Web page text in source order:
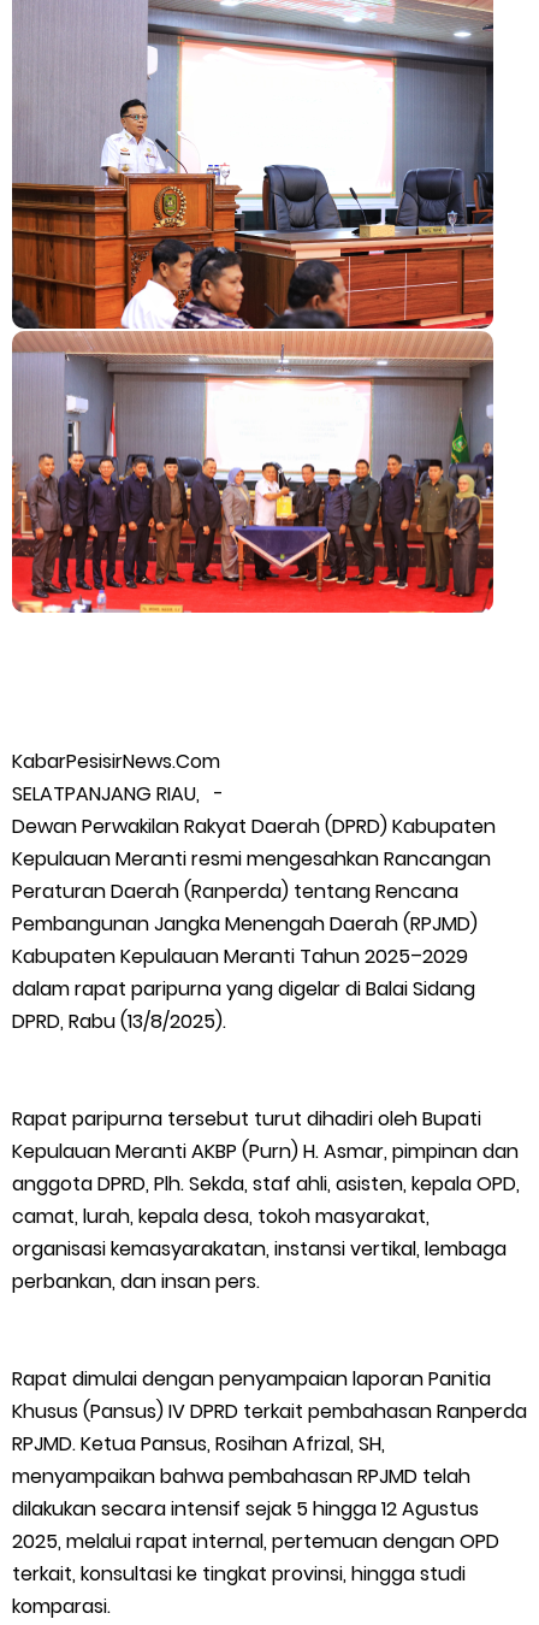
Putih
Pulihkan Konektivitas Pascabencana, HKI Rampungkan
Penanganan Jalur Lembah Anai dan Malalak
Bupati Asmar Lepas 77 Kontingen Pramuka Meranti Ikuti
Jambore Nasional XII 2026 di Cibubur
Polres Kepulauan Meranti Gelar Ekspedisi Merah Putih" Jalin
Sinergitas dengan Insan Pers, Komunitas dan Mahasiswa
PLN Selat Panjang Minta Maaf, Janji Datangkan Mesin Sewa
Atasi Pemadaman di Merbau.
Warga Kecamatan Merbau dan Kecamatan Putri Puyu Tuntut
Masyarakat Desa Se- Kecamatan Merbau Datangi PLTG
Bupati Asmar Perkuat Sinergi dengan Danposal Selatpanjang,
Bahas Stabilitas Wilayah dan Pembangunan Meranti
44 Tim Berlaga di Banglas Barat Cup II, Pemkab Meranti
Generasi Emas Indonesia 2045
Kepulauan Meranti Borong Tiga Prestasi di ADUJAK GenRe Riau
2026, Duta Putra Raih Juara Pertama
Bidang Ekonomi, Pendidikan, dan Pariwisata
Bencana Terus Mengancam, Pembangunan Jalan Tol
Bukittinggi–Padang Panjang–Sicincin Sangat Mendesak
Green Policing Goes to School, Ketua Bhayangkari Cabang
KabarPesisirNews.Com
SELATPANJANG RIAU, -
Dewan Perwakilan Rakyat Daerah (DPRD) Kabupaten
Kepulauan Meranti resmi mengesahkan Rancangan
Peraturan Daerah (Ranperda) tentang Rencana
Pembangunan Jangka Menengah Daerah (RPJMD)
Kabupaten Kepulauan Meranti Tahun 2025–2029
dalam rapat paripurna yang digelar di Balai Sidang
DPRD, Rabu (13/8/2025).
Rapat paripurna tersebut turut dihadiri oleh Bupati
Kepulauan Meranti AKBP (Purn) H. Asmar, pimpinan dan
anggota DPRD, Plh. Sekda, staf ahli, asisten, kepala OPD,
camat, lurah, kepala desa, tokoh masyarakat,
organisasi kemasyarakatan, instansi vertikal, lembaga
perbankan, dan insan pers.
Rapat dimulai dengan penyampaian laporan Panitia
Khusus (Pansus) IV DPRD terkait pembahasan Ranperda
RPJMD. Ketua Pansus, Rosihan Afrizal, SH,
menyampaikan bahwa pembahasan RPJMD telah
dilakukan secara intensif sejak 5 hingga 12 Agustus
2025, melalui rapat internal, pertemuan dengan OPD
terkait, konsultasi ke tingkat provinsi, hingga studi
komparasi.